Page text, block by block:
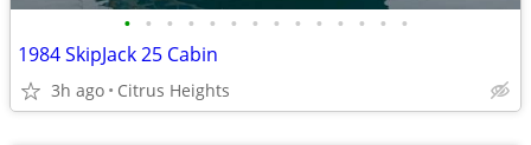
• • • • • • • • • • • • • •
1984 SkipJack 25 Cabin
3h ago Citrus Heights